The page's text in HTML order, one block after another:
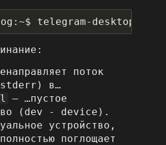
поток
в…
– …пустое
(dev - device).
устройство,
поглощает